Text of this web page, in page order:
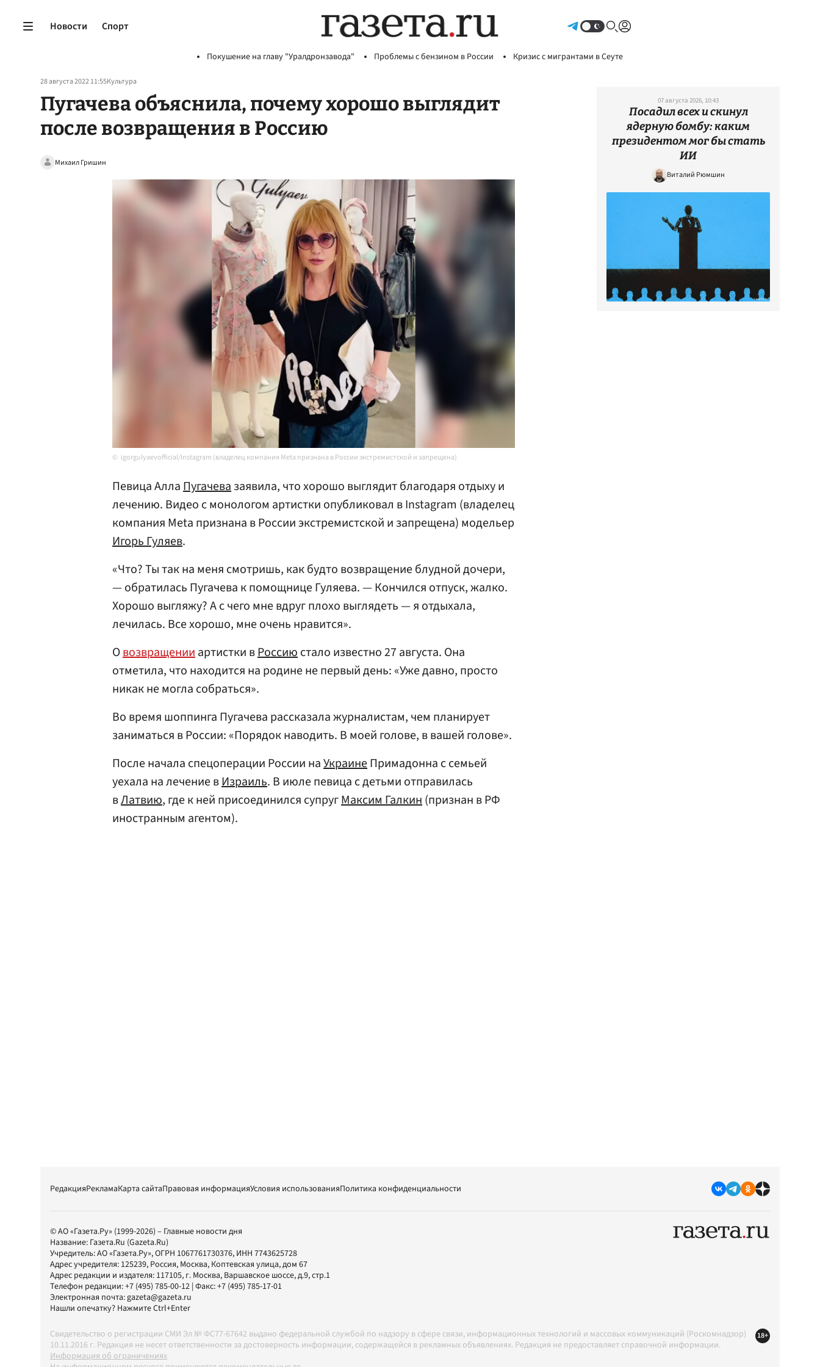
Новости Спорт
Покушение на главу "Уралдронзавода" Проблемы с бензином в России Кризис с мигрантами в Сеуте
28 августа 2022 11:55Культура
Пугачева объяснила, почему хорошо выглядит
после возвращения в Россию
Михаил Гришин
igorgulyaevofficial/Instagram (владелец компания Meta признана в России экстремистской и запрещена)
Певица АллаПугачевазаявила, что хорошо выглядит благодаря отдыху и
лечению. Видео с монологом артистки опубликовал в Instagram (владелец
компания Meta признана в России экстремистской и запрещена) модельер
Игорь Гуляев.
«Что? Ты так на меня смотришь, как будто возвращение блудной дочери,
— обратилась Пугачева к помощнице Гуляева. — Кончился отпуск, жалко.
Хорошо выгляжу? А с чего мне вдруг плохо выглядеть — я отдыхала,
лечилась. Все хорошо, мне очень нравится».
Овозвращенииартистки вРоссиюстало известно 27 августа. Она
отметила, что находится на родине не первый день: «Уже давно, просто
никак не могла собраться».
Во время шоппинга Пугачева рассказала журналистам, чем планирует
заниматься в России: «Порядок наводить. В моей голове, в вашей голове».
После начала спецоперации России наУкраинеПримадонна с семьей
уехала на лечение вИзраиль. В июле певица с детьми отправилась
вЛатвию, где к ней присоединился супругМаксим Галкин(признан в РФ
иностранным агентом).
07 августа 2026, 10:43
Посадил всех и скинул
ядерную бомбу: каким
президентом мог бы стать
ИИ
Виталий Рюмшин
РедакцияРекламаКарта сайтаПравовая информацияУсловия использованияПолитика конфиденциальности
© АО «Газета.Ру» (1999-2026) – Главные новости дня
Название: Газета.Ru (Gazeta.Ru)
Учредитель:АО «Газета.Ру», ОГРН 1067761730376, ИНН 7743625728
Адрес учредителя: 125239, Россия, Москва, Коптевская улица, дом 67
Адрес редакции и издателя: 117105, г. Москва, Варшавское шоссе, д.9, стр.1
Телефон редакции:+7 (495) 785-00-12 | Факс:+7 (495) 785-17-01
Электронная почта:gazeta@gazeta.ru
Нашли опечатку? Нажмите Ctrl+Enter
Свидетельство о регистрации СМИ Эл № ФС77-67642 выдано федеральной службой по надзору в сфере связи, информационных технологий и массовых коммуникаций (Роскомнадзор)
10.11.2016 г. Редакция не несет ответственности за достоверность информации, содержащейся в рекламных объявлениях. Редакция не предоставляет справочной информации.
Информация об ограничениях
18+